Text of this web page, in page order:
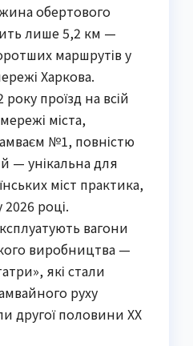
обертового
лише 5,2 км —
маршрутів у
Харкова.
проїзд на всій
міста,
№1, повністю
— унікальна для
міст практика,
році.
вагони
виробництва —
які стали
руху
другої половини XX